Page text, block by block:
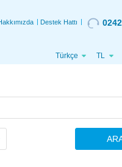
Destek Hattı
Türkçe TL